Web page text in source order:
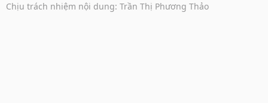
Chịu trách nhiệm nội dung: Trần Thị Phương Thảo